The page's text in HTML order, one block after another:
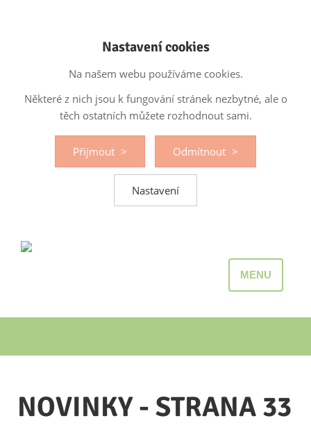
Nastavení cookies
Na našem webu používáme cookies.
Některé z nich jsou k fungování stránek nezbytné, ale o
těch ostatních můžete rozhodnout sami.
Přijmout Odmítnout
Nastavení
MENU
NOVINKY - STRANA 33